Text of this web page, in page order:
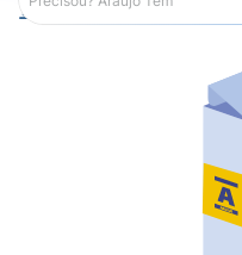
Araujo Medicamentos